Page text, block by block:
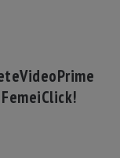
VideoPrime
Click!